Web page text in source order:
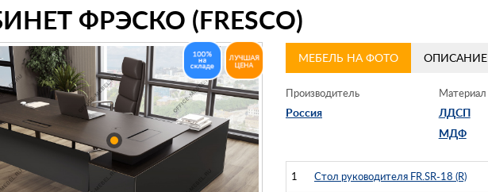
ФРЭСКО (FRESCO)
МЕБЕЛЬ НА ФОТО ОПИСАНИЕ
Производитель
Россия
Материал
ЛДСП
МДФ
1 Стол руководителя FR.SR-18 (R)